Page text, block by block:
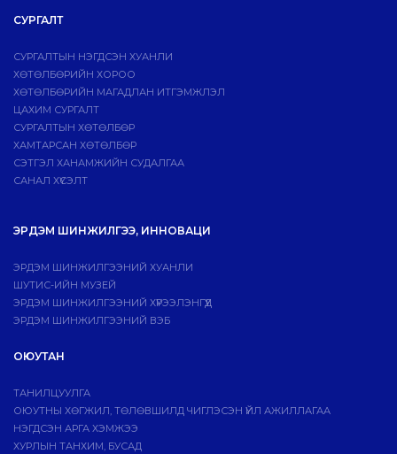
СУРГАЛТ
СУРГАЛТЫН НЭГДСЭН ХУАНЛИ
ХӨТӨЛБӨРИЙН ХОРОО
ХӨТӨЛБӨРИЙН МАГАДЛАН ИТГЭМЖЛЭЛ
ЦАХИМ СУРГАЛТ
СУРГАЛТЫН ХӨТӨЛБӨР
ХАМТАРСАН ХӨТӨЛБӨР
СЭТГЭЛ ХАНАМЖИЙН СУДАЛГАА
САНАЛ ХҮСЭЛТ
ЭРДЭМ ШИНЖИЛГЭЭ, ИННОВАЦИ
ЭРДЭМ ШИНЖИЛГЭЭНИЙ ХУАНЛИ
ШУТИС-ИЙН МУЗЕЙ
ЭРДЭМ ШИНЖИЛГЭЭНИЙ ХҮРЭЭЛЭНГҮҮД
ЭРДЭМ ШИНЖИЛГЭЭНИЙ ВЭБ
ОЮУТАН
ТАНИЛЦУУЛГА
ОЮУТНЫ ХӨГЖИЛ, ТӨЛӨВШИЛД ЧИГЛЭСЭН ҮЙЛ АЖИЛЛАГАА
НЭГДСЭН АРГА ХЭМЖЭЭ
ХУРЛЫН ТАНХИМ, БУСАД